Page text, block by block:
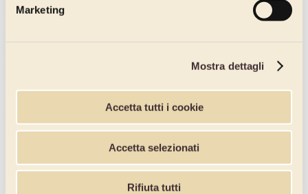
Marketing
Mostra dettagli
Accetta tutti i cookie
Accetta selezionati
Rifiuta tutti
New & Fru
Preparazione cremosa realizzata con mele (80%)
Senza derivati del Latte Aggiunti